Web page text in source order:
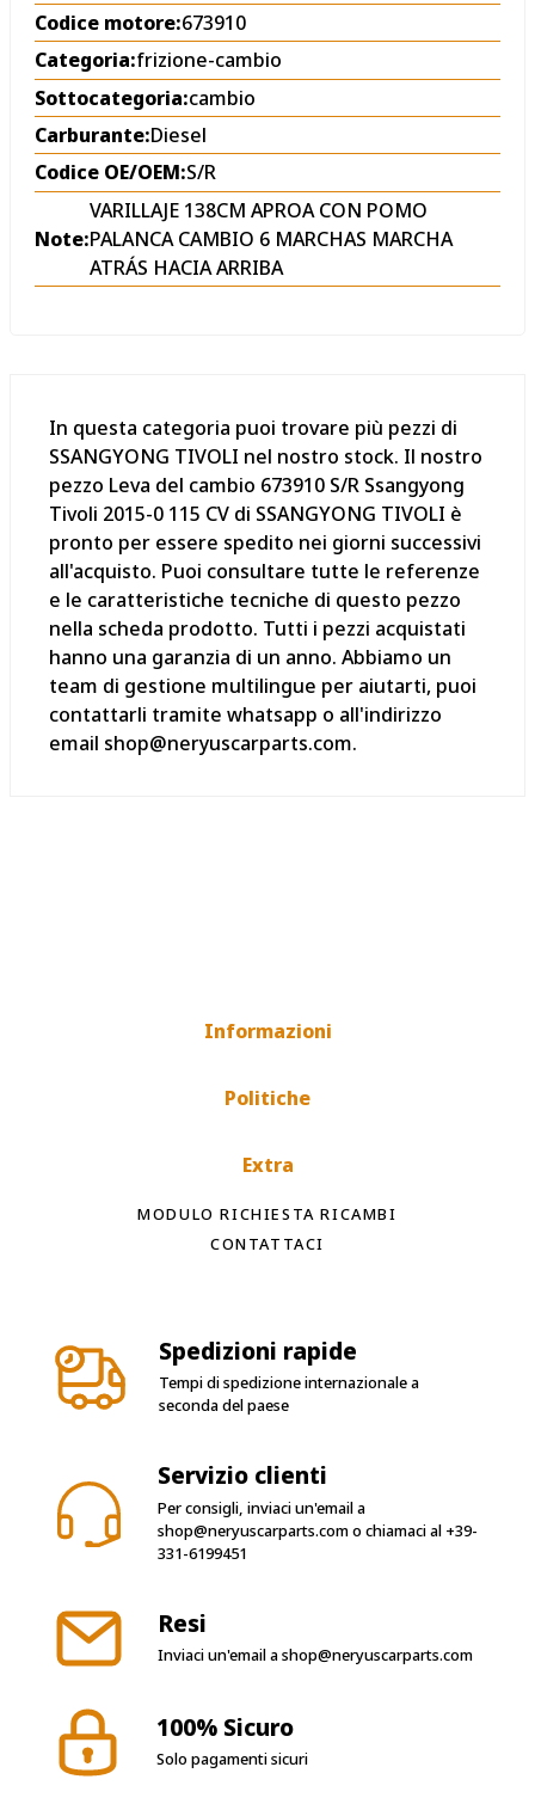
Codice motore:673910
Categoria:frizione-cambio
Sottocategoria:cambio
Carburante:Diesel
Codice OE/OEM:S/R
Note:
VARILLAJE 138CM APROA CON POMO
PALANCA CAMBIO 6 MARCHAS MARCHA
ATRÁS HACIA ARRIBA
In questa categoria puoi trovare più pezzi di
SSANGYONG TIVOLI nel nostro stock. Il nostro
pezzo Leva del cambio 673910 S/R Ssangyong
Tivoli 2015-0 115 CV di SSANGYONG TIVOLI è
pronto per essere spedito nei giorni successivi
all'acquisto. Puoi consultare tutte le referenze
e le caratteristiche tecniche di questo pezzo
nella scheda prodotto. Tutti i pezzi acquistati
hanno una garanzia di un anno. Abbiamo un
team di gestione multilingue per aiutarti, puoi
contattarli tramite whatsapp o all'indirizzo
email shop@neryuscarparts.com.
Informazioni
Politiche
Extra
MODULO RICHIESTA RICAMBI
CONTATTACI
Spedizioni rapide
Tempi di spedizione internazionale a
seconda del paese
Servizio clienti
Per consigli, inviaci un'email a
shop@neryuscarparts.como chiamaci al +39-
331-6199451
Resi
Inviaci un'email ashop@neryuscarparts.com
100% Sicuro
Solo pagamenti sicuri